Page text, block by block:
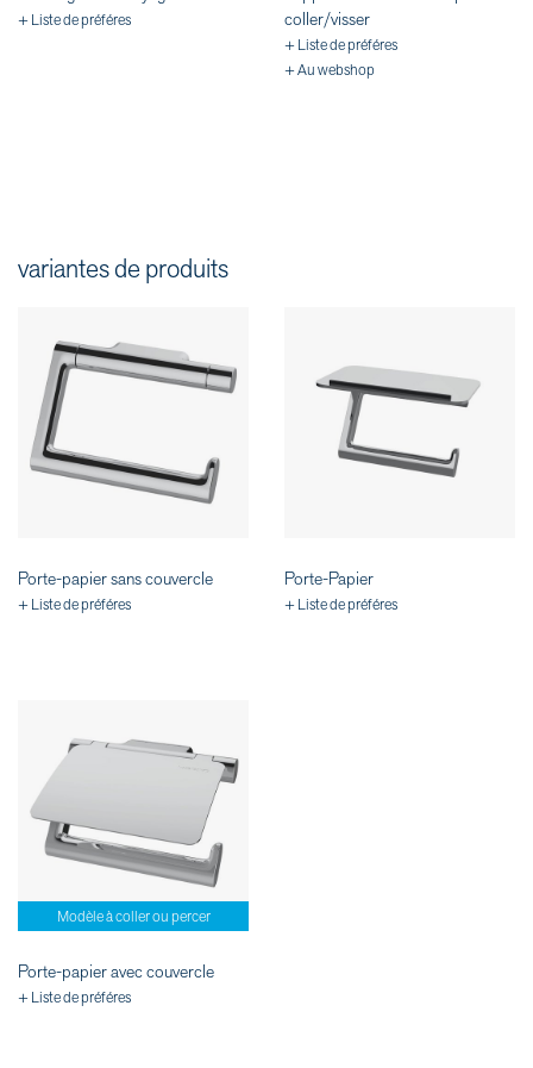
+ Liste de préféres
coller/visser
+ Liste de préféres
+ Au webshop
variantes de produits
Porte-papier sans couvercle
+ Liste de préféres
Porte-Papier
+ Liste de préféres
Modèle à coller ou percer
Porte-papier avec couvercle
+ Liste de préféres